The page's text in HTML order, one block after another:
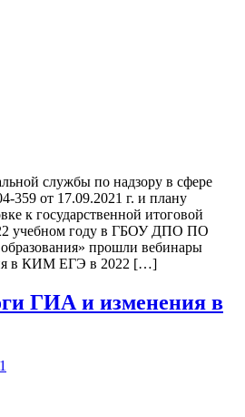
службы по надзору в сфере
359 от 17.09.2021 г. и плану
к государственной итоговой
учебном году в ГБОУ ДПО ПО
прошли вебинары
в КИМ ЕГЭ в 2022 […]
ГИА и изменения в